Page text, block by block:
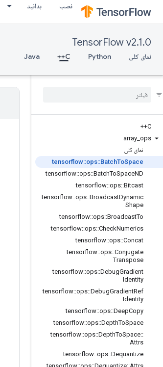
نصب بدانید
TensorFlow v2.1.0
نمای کلی Python
C++
Java
C++
array ops
نمای کلی
tensorflow::ops::BatchToSpace
tensorflow::ops::BatchToSpaceND
tensorflow::ops::Bitcast
tensorflow::ops::BroadcastDynamic
Shape
tensorflow::ops::BroadcastTo
tensorflow::ops::CheckNumerics
tensorflow::ops::Concat
tensorflow::ops::Conjugate
Transpose
tensorflow::ops::DebugGradient
Identity
tensorflow::ops::DebugGradientRef
Identity
tensorflow::ops::DeepCopy
tensorflow::ops::DepthToSpace
tensorflow::ops::DepthToSpace::
Attrs
tensorflow::ops::Dequantize